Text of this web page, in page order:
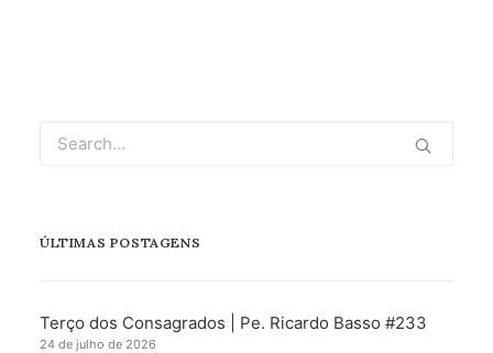
ÚLTIMAS POSTAGENS
Terço dos Consagrados | Pe. Ricardo Basso #233
24 de julho de 2026